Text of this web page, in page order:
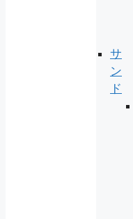
サ
ン
ド